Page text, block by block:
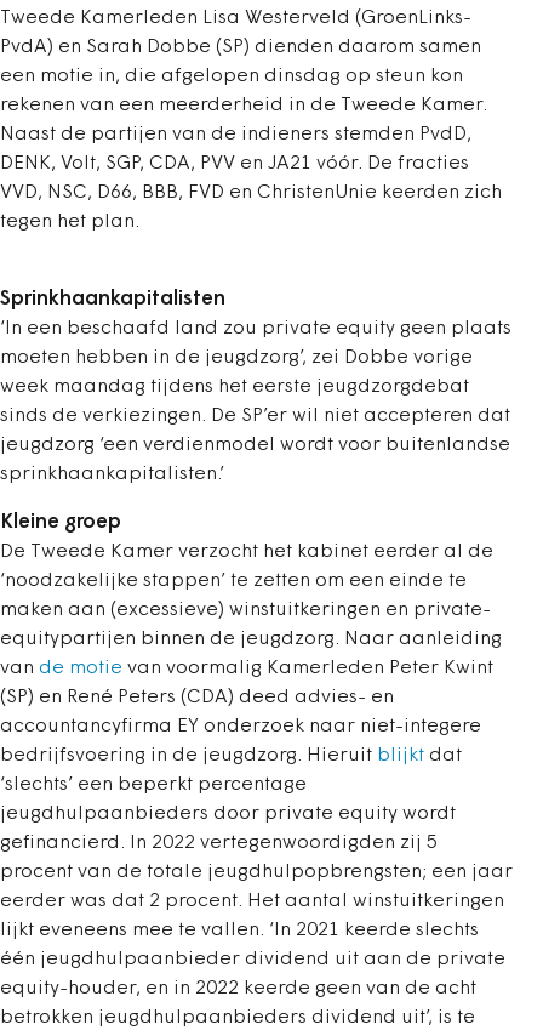
Tweede Kamerleden Lisa Westerveld (GroenLinks-
PvdA) en Sarah Dobbe (SP) dienden daarom samen
een motie in, die afgelopen dinsdag op steun kon
rekenen van een meerderheid in de Tweede Kamer.
Naast de partijen van de indieners stemden PvdD,
DENK, Volt, SGP, CDA, PVV en JA21 vóór. De fracties
VVD, NSC, D66, BBB, FVD en ChristenUnie keerden zich
tegen het plan.
Sprinkhaankapitalisten
‘In een beschaafd land zou private equity geen plaats
moeten hebben in de jeugdzorg’, zei Dobbe vorige
week maandag tijdens het eerste jeugdzorgdebat
sinds de verkiezingen. De SP’er wil niet accepteren dat
jeugdzorg ‘een verdienmodel wordt voor buitenlandse
sprinkhaankapitalisten.’
Kleine groep
De Tweede Kamer verzocht het kabinet eerder al de
‘noodzakelijke stappen’ te zetten om een einde te
maken aan (excessieve) winstuitkeringen en private-
equitypartijen binnen de jeugdzorg. Naar aanleiding
van de motie van voormalig Kamerleden Peter Kwint
(SP) en René Peters (CDA) deed advies- en
accountancyfirma EY onderzoek naar niet-integere
bedrijfsvoering in de jeugdzorg. Hieruit blijkt dat
‘slechts’ een beperkt percentage
jeugdhulpaanbieders door private equity wordt
gefinancierd. In 2022 vertegenwoordigden zij 5
procent van de totale jeugdhulpopbrengsten; een jaar
eerder was dat 2 procent. Het aantal winstuitkeringen
lijkt eveneens mee te vallen. ‘In 2021 keerde slechts
één jeugdhulpaanbieder dividend uit aan de private
equity-houder, en in 2022 keerde geen van de acht
betrokken jeugdhulpaanbieders dividend uit’, is te